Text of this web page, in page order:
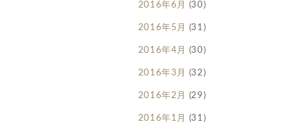
2016年6月 (30)
2016年5月 (31)
2016年4月 (30)
2016年3月 (32)
2016年2月 (29)
2016年1月 (31)